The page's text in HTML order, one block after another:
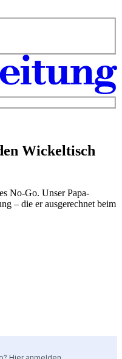
Wickeltisch
No-Go. Unser Papa-
– die er ausgerechnet beim